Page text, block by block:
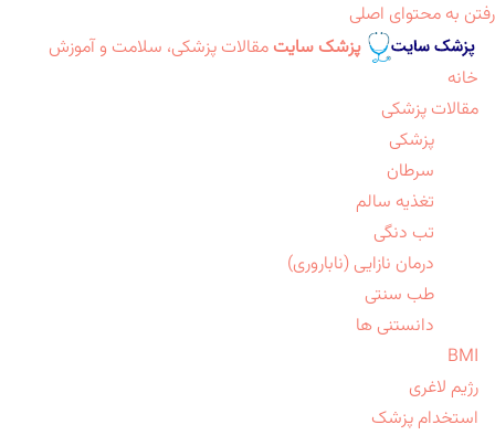
رفتن به محتوای اصلی
پزشک سایت مقالات پزشکی، سلامت و آموزش
خانه
مقالات پزشکی
پزشکی
سرطان
تغذیه سالم
تب دنگی
درمان نازایی (ناباروری)
طب سنتی
دانستنی ها
BMI
رژیم لاغری
استخدام پزشک